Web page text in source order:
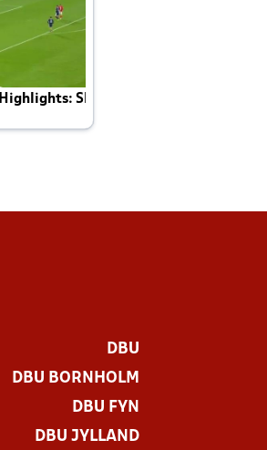
Highlights: Skotland - Danmark 4-2
DBU
DBU BORNHOLM
DBU FYN
DBU JYLLAND